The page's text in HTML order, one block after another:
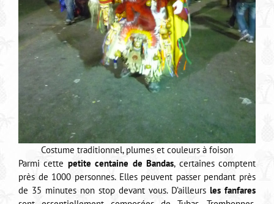
Costume traditionnel, plumes et couleurs à foison
Parmi cette petite centaine de Bandas, certaines comptent
près de 1000 personnes. Elles peuvent passer pendant près
de 35 minutes non stop devant vous. D’ailleurs les fanfares